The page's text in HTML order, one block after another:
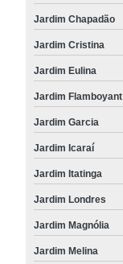
Jardim Chapadão
Jardim Cristina
Jardim Eulina
Jardim Flamboyant
Jardim Garcia
Jardim Icaraí
Jardim Itatinga
Jardim Londres
Jardim Magnólia
Jardim Melina